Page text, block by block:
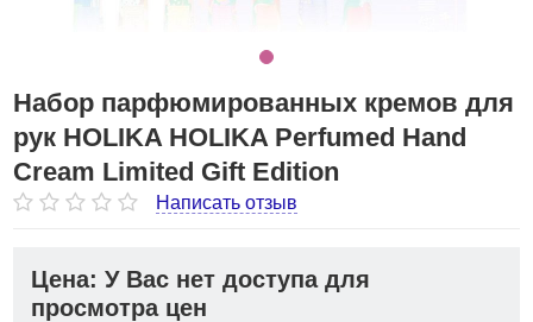
Набор парфюмированных кремов для
рук HOLIKA HOLIKA Perfumed Hand
Cream Limited Gift Edition
Написать отзыв
Цена: У Вас нет доступа для
просмотра цен